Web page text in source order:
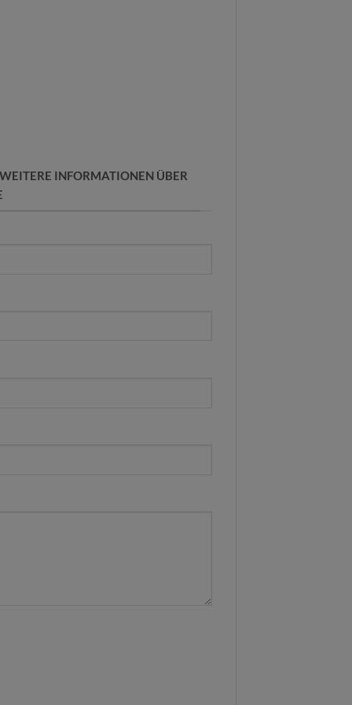
INFORMATIONEN ÜBER